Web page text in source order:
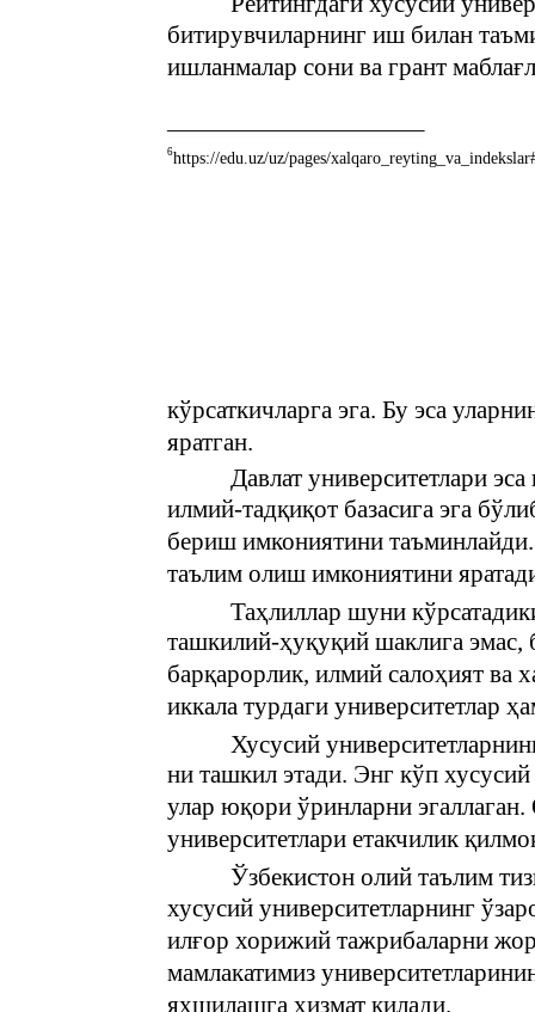
битирувчиларнинг иш билан
ишланмалар сони ва грант
6https://edu.uz/uz/pages/
кўрсаткичларга эга. Бу эса
яратган.
Давлат университетлари
илмий-тадқиқот базасига эга
бериш имкониятини
таълим олиш имкониятини
Таҳлиллар шуни
ташкилий-ҳуқуқий шаклига
барқарорлик, илмий салоҳият ва
иккала турдаги университетлар
Хусусий
ни ташкил этади. Энг кўп
улар юқори ўринларни эгаллаган.
университетлари етакчилик
Ўзбекистон олий таълим
хусусий университетларнинг
илғор хорижий тажрибаларни
мамлакатимиз
яхшилашга хизмат қилади.